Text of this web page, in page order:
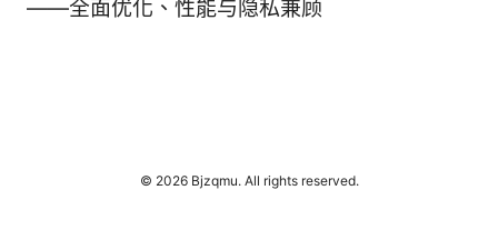
——全面优化、性能与隐私兼顾
© 2026 Bjzqmu. All rights reserved.